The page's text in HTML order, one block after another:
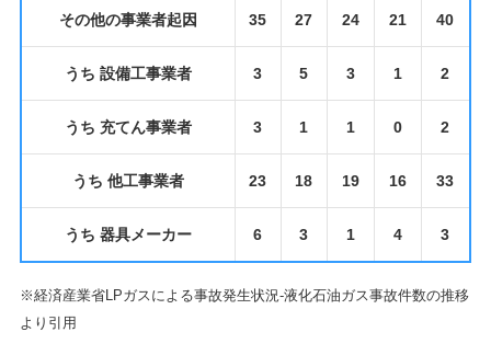
その他の事業者起因 35 27 24 21 40
うち 設備工事業者 3 5 3 1 2
うち 充てん事業者 3 1 1 0 2
うち 他工事業者 23 18 19 16 33
うち 器具メーカー 6 3 1 4 3
※経済産業省LPガスによる事故発生状況-液化石油ガス事故件数の推移
より引用